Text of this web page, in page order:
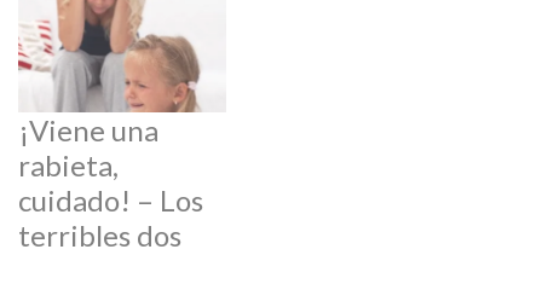
¡Viene una
rabieta,
cuidado! – Los
terribles dos